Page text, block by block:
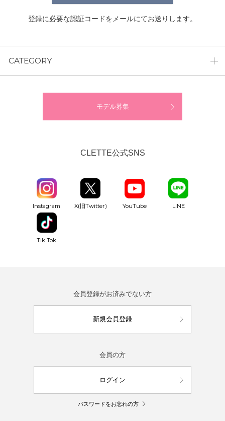
登録に必要な認証コードをメールにてお送りします。
CATEGORY
モデル募集
CLETTE公式SNS
Instagram X(旧Twitter) YouTube LINE
Tik Tok
会員登録がお済みでない方
新規会員登録
会員の方
ログイン
パスワードをお忘れの方